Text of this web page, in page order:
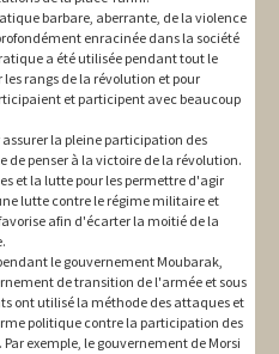
barbare, aberrante, de la violence
enracinée dans la société
a été utilisée pendant tout le
rangs de la révolution et pour
et participent avec beaucoup
la pleine participation des
de penser à la victoire de la révolution.
et la lutte pour les permettre d'agir
lutte contre le régime militaire et
afin d'écarter la moitié de la
le gouvernement Moubarak,
de transition de l'armée et sous
ont utilisé la méthode des attaques et
politique contre la participation des
exemple, le gouvernement de Morsi